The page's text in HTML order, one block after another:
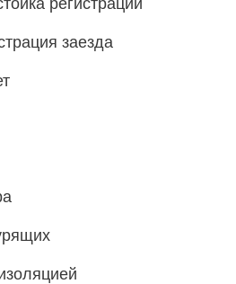
регистрации
заезда